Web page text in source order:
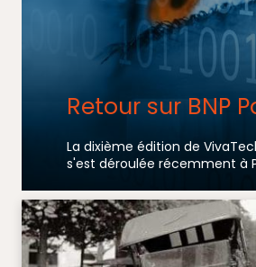
Retour sur BNP
La dixième édition de
s'est déroulée récemment à